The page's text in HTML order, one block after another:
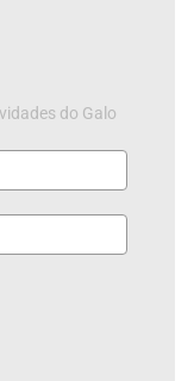
do Galo